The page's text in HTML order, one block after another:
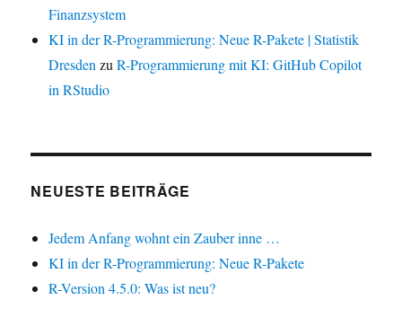
Finanzsystem
KI in der R-Programmierung: Neue R-Pakete | Statistik
Dresden zuR-Programmierung mit KI: GitHub Copilot
in RStudio
NEUESTE BEITRÄGE
Jedem Anfang wohnt ein Zauber inne …
KI in der R-Programmierung: Neue R-Pakete
R-Version 4.5.0: Was ist neu?